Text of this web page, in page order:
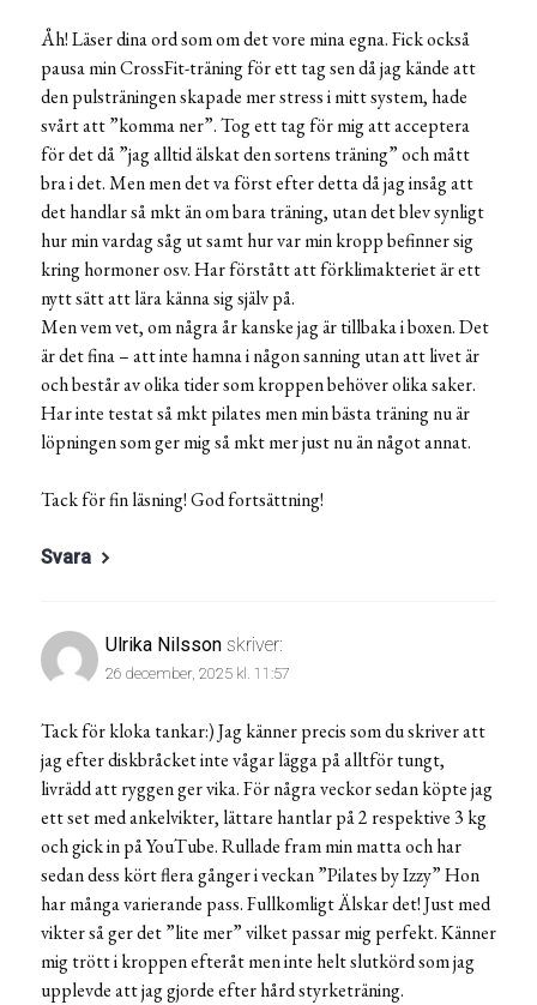
Åh! Läser dina ord som om det vore mina egna. Fick också
pausa min CrossFit-träning för ett tag sen då jag kände att
den pulsträningen skapade mer stress i mitt system, hade
svårt att ”komma ner”. Tog ett tag för mig att acceptera
för det då ”jag alltid älskat den sortens träning” och mått
bra i det. Men men det va först efter detta då jag insåg att
det handlar så mkt än om bara träning, utan det blev synligt
hur min vardag såg ut samt hur var min kropp befinner sig
kring hormoner osv. Har förstått att förklimakteriet är ett
nytt sätt att lära känna sig själv på.
Men vem vet, om några år kanske jag är tillbaka i boxen. Det
är det fina – att inte hamna i någon sanning utan att livet är
och består av olika tider som kroppen behöver olika saker.
Har inte testat så mkt pilates men min bästa träning nu är
löpningen som ger mig så mkt mer just nu än något annat.
Tack för fin läsning! God fortsättning!
Svara
Ulrika Nilsson skriver:
26 december, 2025 kl. 11:57
Tack för kloka tankar:) Jag känner precis som du skriver att
jag efter diskbråcket inte vågar lägga på alltför tungt,
livrädd att ryggen ger vika. För några veckor sedan köpte jag
ett set med ankelvikter, lättare hantlar på 2 respektive 3 kg
och gick in på YouTube. Rullade fram min matta och har
sedan dess kört flera gånger i veckan ”Pilates by Izzy” Hon
har många varierande pass. Fullkomligt Älskar det! Just med
vikter så ger det ”lite mer” vilket passar mig perfekt. Känner
mig trött i kroppen efteråt men inte helt slutkörd som jag
upplevde att jag gjorde efter hård styrketräning.